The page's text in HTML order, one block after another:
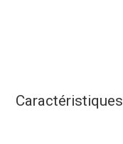
Caractéristiques